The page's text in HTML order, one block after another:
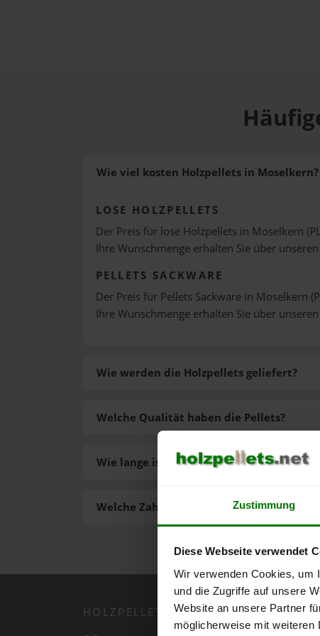
Zustimmung
Diese Webseite verwendet
Wir verwenden Cookies, um
und die Zugriffe auf unsere
Website an unsere Partner
möglicherweise mit weiteren
Wie viel kosten Holzpellets in Moselkern?
LOSE HOLZPELLETS
Der Preis für lose Holzpellets in Moselkern
Ihre Wunschmenge erhalten Sie über unseren
PELLETS SACKWARE
Der Preis für Pellets Sackware in Moselkern
Ihre Wunschmenge erhalten Sie über unseren
Wie werden die Holzpellets geliefert?
Welche Zahlungsarten gibt es?
Welche Qualität haben die Pellets?
Wie lange ist die Lieferzeit der Pellets?
HOLZPELLETS.NET APP